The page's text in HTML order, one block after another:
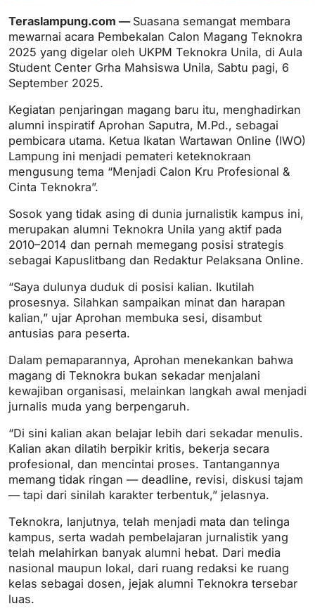
Teraslampung.com — Suasana semangat membara
mewarnai acara Pembekalan Calon Magang Teknokra
2025 yang digelar oleh UKPM Teknokra Unila, di Aula
Student Center Grha Mahsiswa Unila, Sabtu pagi, 6
September 2025.
Kegiatan penjaringan magang baru itu, menghadirkan
alumni inspiratif Aprohan Saputra, M.Pd., sebagai
pembicara utama. Ketua Ikatan Wartawan Online (IWO)
Lampung ini menjadi pemateri keteknokraan
mengusung tema “Menjadi Calon Kru Profesional &
Cinta Teknokra”.
Sosok yang tidak asing di dunia jurnalistik kampus ini,
merupakan alumni Teknokra Unila yang aktif pada
2010–2014 dan pernah memegang posisi strategis
sebagai Kapuslitbang dan Redaktur Pelaksana Online.
“Saya dulunya duduk di posisi kalian. Ikutilah
prosesnya. Silahkan sampaikan minat dan harapan
kalian,” ujar Aprohan membuka sesi, disambut
antusias para peserta.
Dalam pemaparannya, Aprohan menekankan bahwa
magang di Teknokra bukan sekadar menjalani
kewajiban organisasi, melainkan langkah awal menjadi
jurnalis muda yang berpengaruh.
“Di sini kalian akan belajar lebih dari sekadar menulis.
Kalian akan dilatih berpikir kritis, bekerja secara
profesional, dan mencintai proses. Tantangannya
memang tidak ringan — deadline, revisi, diskusi tajam
— tapi dari sinilah karakter terbentuk,” jelasnya.
Teknokra, lanjutnya, telah menjadi mata dan telinga
kampus, serta wadah pembelajaran jurnalistik yang
telah melahirkan banyak alumni hebat. Dari media
nasional maupun lokal, dari ruang redaksi ke ruang
kelas sebagai dosen, jejak alumni Teknokra tersebar
luas.